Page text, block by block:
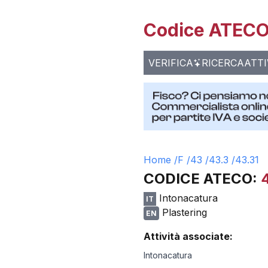
Codice
VERIFICA RICERCA
Home /F /43 /43.3 /43.31
CODICE ATECO:
IT Intonacatura
EN
Plastering
Attività associate:
Intonacatura